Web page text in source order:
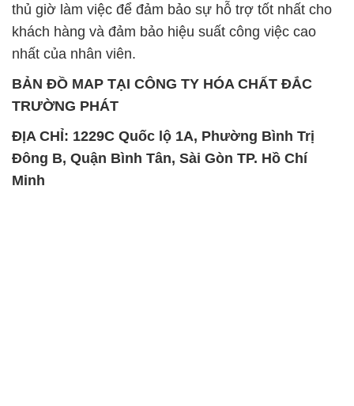
thủ giờ làm việc để đảm bảo sự hỗ trợ tốt nhất cho
khách hàng và đảm bảo hiệu suất công việc cao
nhất của nhân viên.
BẢN ĐỒ MAP TẠI CÔNG TY HÓA CHẤT ĐẮC
TRƯỜNG PHÁT
ĐỊA CHỈ: 1229C Quốc lộ 1A, Phường Bình Trị
Đông B, Quận Bình Tân, Sài Gòn TP. Hồ Chí
Minh